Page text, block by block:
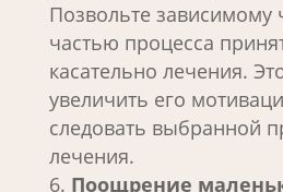
Позвольте зависимому
частью процесса
касательно лечения.
увеличить его
следовать выбранной
лечения.
Поощрение